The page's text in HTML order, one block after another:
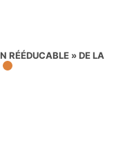
RÉÉDUCABLE » DE LA